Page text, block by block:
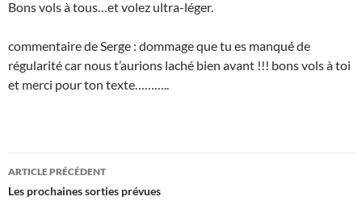
Bons vols à tous…et volez ultra-léger.
commentaire de Serge : dommage que tu es manqué de
régularité car nous t’aurions laché bien avant !!! bons vols à toi
et merci pour ton texte………..
Navigation
des
ARTICLE PRÉCÉDENT
Les prochaines sorties prévues